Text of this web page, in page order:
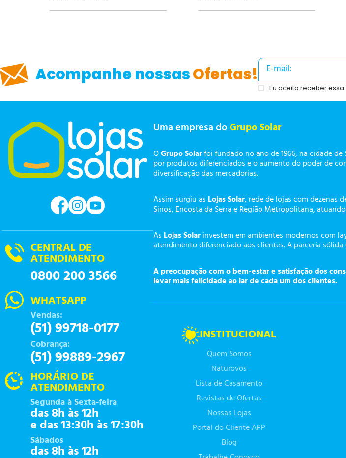
Acompanhe nossasOfertas!
Eu aceito receber essa
CENTRAL DE
ATENDIMENTO
0800 200 3566
WHATSAPP
Vendas:
(51) 99718-0177
Cobrança:
(51) 99889-2967
HORÁRIO DE
ATENDIMENTO
Segunda à Sexta-feira
das 8h às 12h
e das 13:30h às 17:30h
Sábados
das 8h às 12h
Uma empresa doGrupo Solar
OGrupo Solarfoi fundado no ano de 1966, na cidade
por produtos diferenciados e o aumento do poder de
diversificação das mercadorias.
Assim surgiu as Lojas Solar, rede de lojas com dezenas
Sinos, Encosta da Serra e Região Metropolitana,
As Lojas Solarinvestem em ambientes modernos com
atendimento diferenciado aos clientes. A parceria
A preocupação com o bem-estar e satisfação dos
levar mais felicidade ao lar de cada um dos clientes.
INSTITUCIONAL
Quem Somos
Naturovos
Lista de Casamento
Revistas de Ofertas
Nossas Lojas
Portal do Cliente APP
Blog